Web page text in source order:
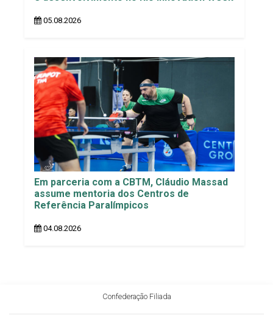
05.08.2026
Em parceria com a CBTM, Cláudio Massad
assume mentoria dos Centros de
Referência Paralímpicos
04.08.2026
Confederação Filiada